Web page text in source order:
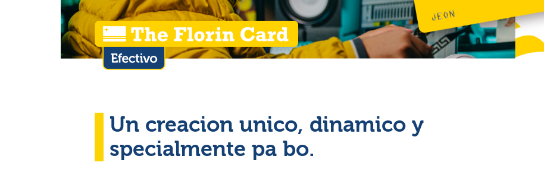
Un creacion unico, dinamico y
specialmente pa bo.